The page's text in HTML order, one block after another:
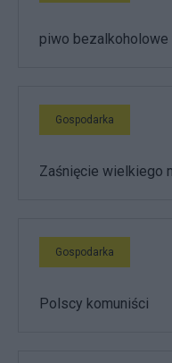
piwo bezalkoholowe
Gospodarka
Zaśnięcie wielkiego
Gospodarka
Polscy komuniści